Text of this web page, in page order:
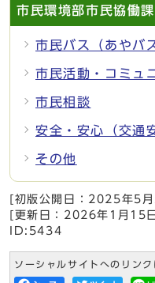
市民環境部市民協働課
市民バス（あやバ
市民活動・コミュ
市民相談
安全・安心（交通
その他
[初版公開日： 2025年5月
[更新日： 2026年1月15日
ID:5434
ソーシャルサイトへのリン